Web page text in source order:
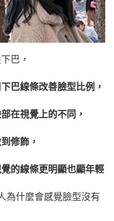
巴，
巴線條改善臉型比例，
在視覺上的不同，
修飾，
的線條更明顯也顯年輕
為什麼會感覺臉型沒有